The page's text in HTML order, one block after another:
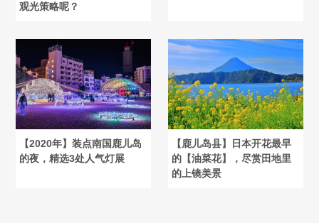
观光策略呢？
【2020年】装点南国鹿儿岛
的夜，精选3处人气灯展
【鹿儿岛县】日本开花最早
的【油菜花】，尽赏田地里
的上镜美景